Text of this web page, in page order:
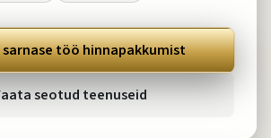
töö hinnapakkumist
seotud teenuseid